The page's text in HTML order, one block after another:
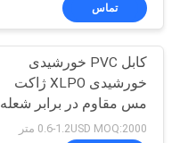
نقشه
سایت
سیاست
تماس
کابل PVC خورشیدی
خورشیدی XLPO ژاکت
مس مقاوم در برابر شعله
0.6-1.2USD MOQ:2000 متر